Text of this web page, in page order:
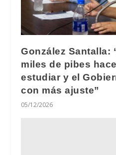
González Santalla:
miles de pibes
estudiar y el
con más ajuste”
05/12/2026